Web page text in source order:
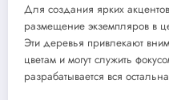
Для создания ярких
размещение экземпляров в
Эти деревья привлекают
цветам и могут служить
разрабатывается вся